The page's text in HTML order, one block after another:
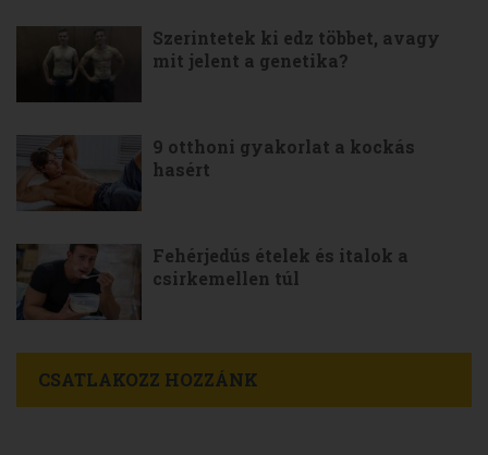
Szerintetek ki edz többet, avagy
mit jelent a genetika?
9 otthoni gyakorlat a kockás
hasért
Fehérjedús ételek és italok a
csirkemellen túl
CSATLAKOZZ HOZZÁNK